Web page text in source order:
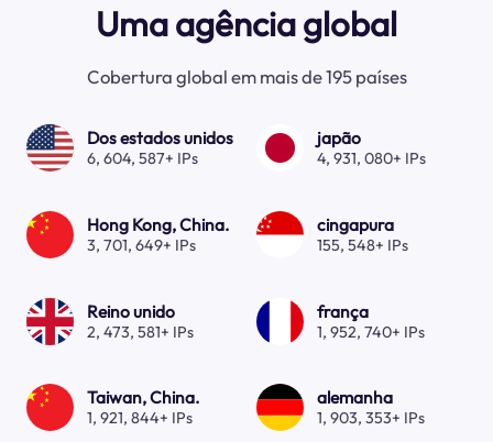
Uma agência global
Cobertura global em mais de 195 países
Dos estados unidos
6, 604, 587+ IPs
japão
4, 931, 080+ IPs
Hong Kong, China.
3, 701, 649+ IPs
cingapura
155, 548+ IPs
Reino unido
2, 473, 581+ IPs
frança
1, 952, 740+ IPs
Taiwan, China.
1, 921, 844+ IPs
alemanha
1, 903, 353+ IPs